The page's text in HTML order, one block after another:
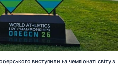
виступили на чемпіонаті світу з